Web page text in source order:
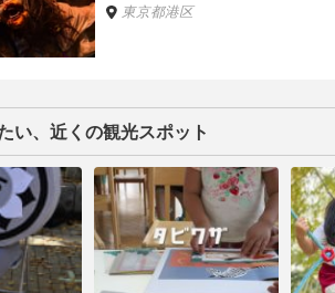
高円寺北3-26-13駐車場（東京都杉並区高円寺北
2分 ／ 【料金】00:00-13:00 500円/13h13:00-
ーク高円寺南四丁目駐車場 （東京都杉並区高円
3分 ／ 24時間 【料金】【全日】時間割料金
最大 22:00-08:00 1,500円
時間等は変更されている場合があります。必ず現地
東京都港区
い、近くの観光スポット